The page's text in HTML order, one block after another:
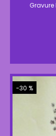
Gravure
-30 %